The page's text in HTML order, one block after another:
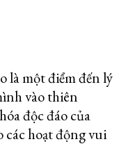
là một điểm đến lý
vào thiên
độc đáo của
các hoạt động vui